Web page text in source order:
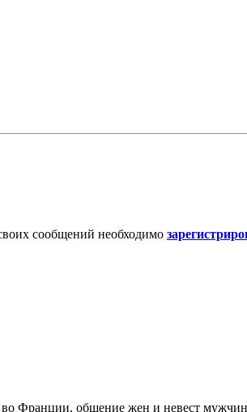
сообщений необходимо
во Франции, общение жен и невест